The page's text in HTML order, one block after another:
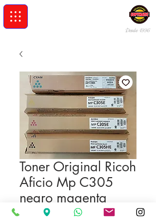
Desde 1996
Toner Original Ricoh
Aficio Mp C305
negro magenta
cyan amarillo